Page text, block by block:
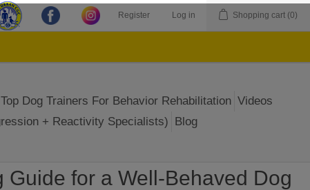
Register Log in Shopping cart (0)
Dog Trainers For Behavior Rehabilitation Videos
+ Reactivity Specialists) Blog
for a Well-Behaved Dog